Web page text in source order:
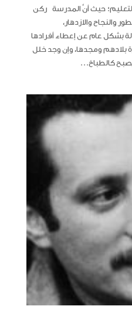
حيث أنَّ المدرسة ركن
والنجاح والازدهار،
بشكل عام عن إعطاء أفرادها
بلادهم ومجدها، وإن وجد خلل
كالطباخ...